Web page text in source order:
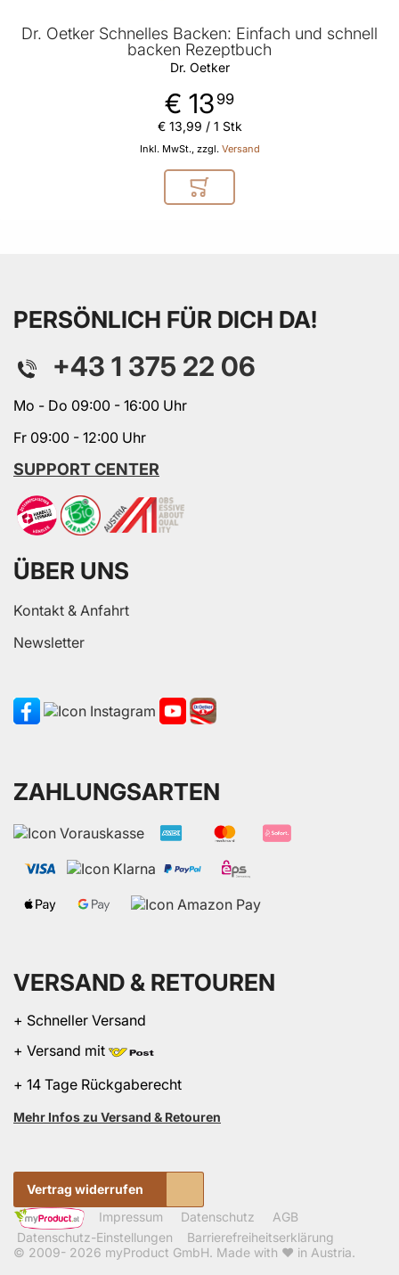
Dr. Oetker Schnelles Backen: Einfach und schnell
backen Rezeptbuch
Dr. Oetker
€ 13 99
Inkl. MwSt., zzgl. Versand
€ 13,99 / 1 Stk
In den Warenkorb
PERSÖNLICH FÜR DICH DA!
+43 1 375 22 06
Mo - Do 09:00 - 16:00 Uhr
Fr 09:00 - 12:00 Uhr
SUPPORT CENTER
ÜBER UNS
Kontakt & Anfahrt
Newsletter
ZAHLUNGSARTEN
VERSAND & RETOUREN
+ Schneller Versand
+ Versand mit
+ 14 Tage Rückgaberecht
Mehr Infos zu Versand & Retouren
Vertrag widerrufen
Impressum
Datenschutz
AGB
Datenschutz-Einstellungen
Barrierefreiheitserklärung
© 2009- 2026 myProduct GmbH. Made with ❤ in Austria.